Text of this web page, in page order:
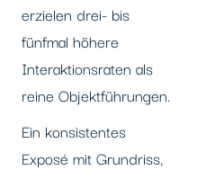
erzielen drei- bis
fünfmal höhere
Interaktionsraten als
reine Objektführungen.
Ein konsistentes
Exposé mit Grundriss,